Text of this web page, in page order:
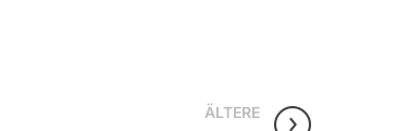
ÄLTERE